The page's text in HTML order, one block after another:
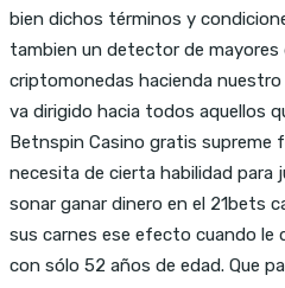
bien dichos términos y
tambien un detector de mayores
criptomonedas hacienda
va dirigido hacia todos aquellos
Betnspin Casino gratis supreme
necesita de cierta habilidad para
sonar ganar dinero en el 21bets
sus carnes ese efecto cuando le
con sólo 52 años de edad. Que